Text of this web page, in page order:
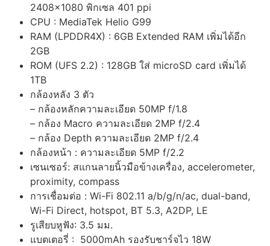
2408×1080 พิกเซล 401 ppi
CPU : MediaTek Helio G99
RAM (LPDDR4X) : 6GB Extended RAM เพิ่มได้อีก
2GB
ROM (UFS 2.2) : 128GB ใส่ microSD card เพิ่มได้
1TB
กล้องหลัง 3 ตัว
– กล้องหลักความละเอียด 50MP f/1.8
– กล้อง Macro ความละเอียด 2MP f/2.4
– กล้อง Depth ความละเอียด 2MP f/2.4
กล้องหน้า : ความละเอียด 5MP f/2.2
เซนเซอร์: สแกนลายนิ้วมือข้างเครื่อง, accelerometer,
proximity, compass
การเชื่อมต่อ : Wi-Fi 802.11 a/b/g/n/ac, dual-band,
Wi-Fi Direct, hotspot, BT 5.3, A2DP, LE
รูเสียบหูฟัง: 3.5 มม.
แบตเตอรี่ : 5000mAh รองรับชาร์จไว 18W